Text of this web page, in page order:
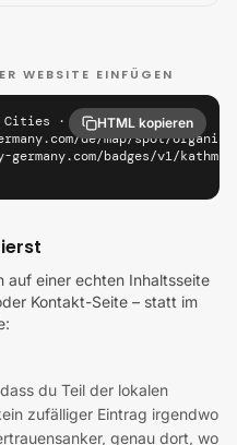
WEBSITE EINFÜGEN
· Kathmandu -->
de/map/spot/
germany.com/badges/v1/
HTML kopieren
auf einer echten Inhaltsseite
Kontakt-Seite – statt im
du Teil der lokalen
zufälliger Eintrag irgendwo
genau dort, wo